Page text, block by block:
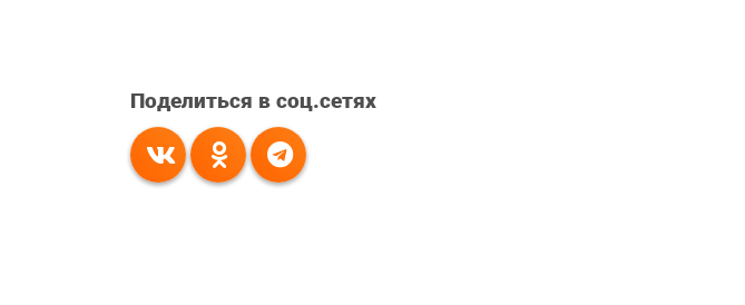
Поделиться в соц.сетях